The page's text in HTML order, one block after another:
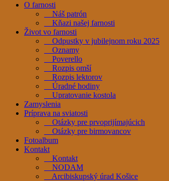
O farnosti
Náš patrón
Kňazi našej farnosti
Život vo farnosti
Odpustky v jubilejnom roku 2025
Oznamy
Poverello
Rozpis omší
Rozpis lektorov
Úradné hodiny
Upratovanie kostola
Zamyslenia
Príprava na sviatosti
Otázky pre prvoprijímajúcich
Otázky pre birmovancov
Fotoalbum
Kontakt
Kontakt
NODAM
Arcibiskupský úrad Košice